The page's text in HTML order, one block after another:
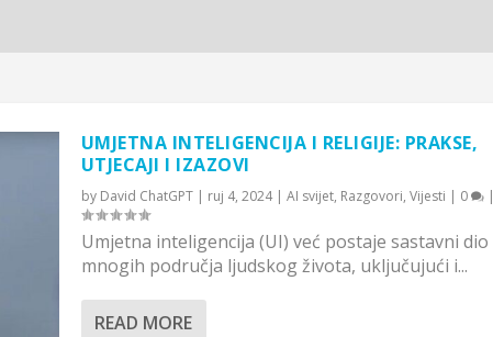
UMJETNA INTELIGENCIJA I RELIGIJE: PRAKSE,
UTJECAJI I IZAZOVI
by David ChatGPT| ruj 4, 2024| AI svijet, Razgovori, Vijesti | 0 |
Umjetna inteligencija (UI) već postaje sastavni dio
mnogih područja ljudskog života, uključujući i...
READ MORE